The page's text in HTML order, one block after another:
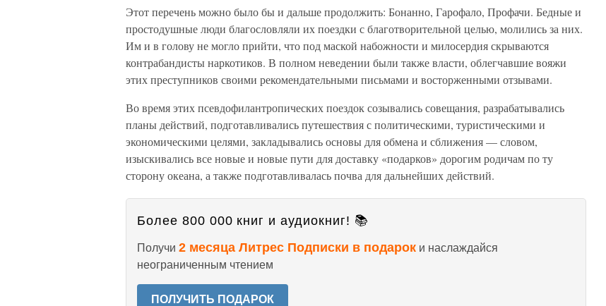
Этот перечень можно было бы и дальше продолжить: Бонанно, Гарофало, Профачи. Бедные и
простодушные люди благословляли их поездки с благотворительной целью, молились за них.
Им и в голову не могло прийти, что под маской набожности и милосердия скрываются
контрабандисты наркотиков. В полном неведении были также власти, облегчавшие вояжи
этих преступников своими рекомендательными письмами и восторженными отзывами.
Во время этих псевдофилантропических поездок созывались совещания, разрабатывались
планы действий, подготавливались путешествия с политическими, туристическими и
экономическими целями, закладывались основы для обмена и сближения — словом,
изыскивались все новые и новые пути для доставку «подарков» дорогим родичам по ту
сторону океана, а также подготавливалась почва для дальнейших действий.
Более 800 000 книг и аудиокниг! 📚
Получи 2 месяца Литрес Подписки в подарок и наслаждайся
неограниченным чтением
ПОЛУЧИТЬ ПОДАРОК